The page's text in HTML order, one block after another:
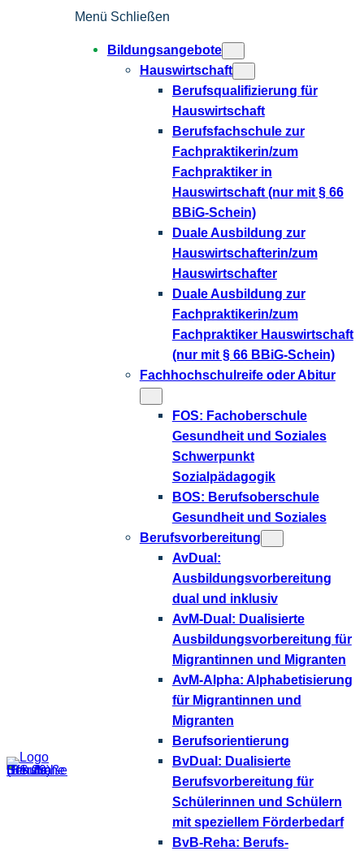
Menü Schließen
Bildungsangebote
Hauswirtschaft
Berufsqualifizierung für
Hauswirtschaft
Berufsfachschule zur
Fachpraktikerin/zum
Fachpraktiker in
Hauswirtschaft (nur mit § 66
BBiG-Schein)
Duale Ausbildung zur
Hauswirtschafterin/zum
Hauswirtschafter
Duale Ausbildung zur
Fachpraktikerin/zum
Fachpraktiker Hauswirtschaft
(nur mit § 66 BBiG-Schein)
Fachhochschulreife oder Abitur
FOS: Fachoberschule
Gesundheit und Soziales
Schwerpunkt
Sozialpädagogik
BOS: Berufsoberschule
Gesundheit und Soziales
Berufsvorbereitung
AvDual:
Ausbildungsvorbereitung
dual und inklusiv
AvM-Dual: Dualisierte
Ausbildungsvorbereitung für
Migrantinnen und Migranten
AvM-Alpha: Alphabetisierung
für Migrantinnen und
Migranten
Berufsorientierung
BvDual: Dualisierte
Berufsvorbereitung für
Schülerinnen und Schülern
mit speziellem Förderbedarf
BvB-Reha: Berufs­